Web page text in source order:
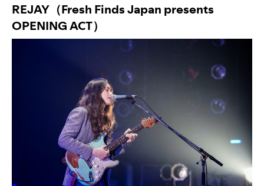
REJAY（Fresh Finds Japan presents
OPENING ACT）